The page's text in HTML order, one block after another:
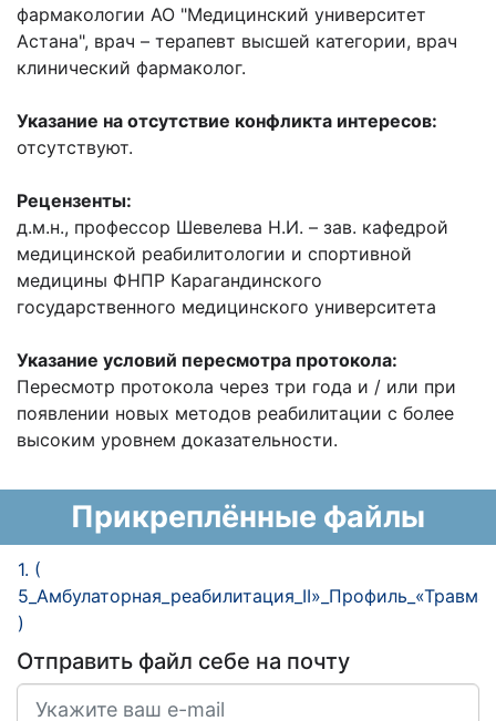
фармакологии АО "Медицинский университет
Астана", врач – терапевт высшей категории, врач
клинический фармаколог.
Указание на отсутствие конфликта интересов:
отсутствуют.
Рецензенты:
д.м.н., профессор Шевелева Н.И. – зав. кафедрой
медицинской реабилитологии и спортивной
медицины ФНПР Карагандинского
государственного медицинского университета
Указание условий пересмотра протокола:
Пересмотр протокола через три года и / или при
появлении новых методов реабилитации с более
высоким уровнем доказательности.
Прикреплённые файлы
1. (
)
Отправить файл себе на почту